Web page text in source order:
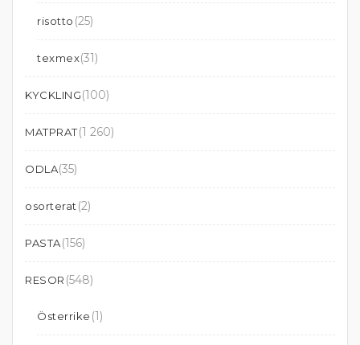
risotto (25)
texmex(31)
KYCKLING(100)
MATPRAT(1 260)
ODLA(35)
osorterat (2)
PASTA(156)
RESOR (548)
Österrike (1)